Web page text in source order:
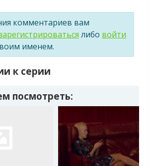
комментариев вам
либо войти
именем.
к серии
посмотреть: